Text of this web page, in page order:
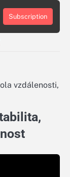
Subscription
vzdálenosti,